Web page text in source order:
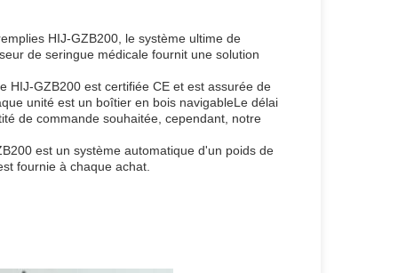
HIJ-GZB200, le système ultime de
de seringue médicale fournit une solution
HIJ-GZB200 est certifiée CE et est assurée de
unité est un boîtier en bois navigableLe délai
de commande souhaitée, cependant, notre
est un système automatique d'un poids de
fournie à chaque achat.